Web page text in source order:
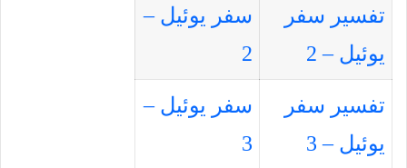
تفسير سفر
يوئيل – 2
سفر يوئيل –
2
تفسير سفر
يوئيل – 3
سفر يوئيل –
3